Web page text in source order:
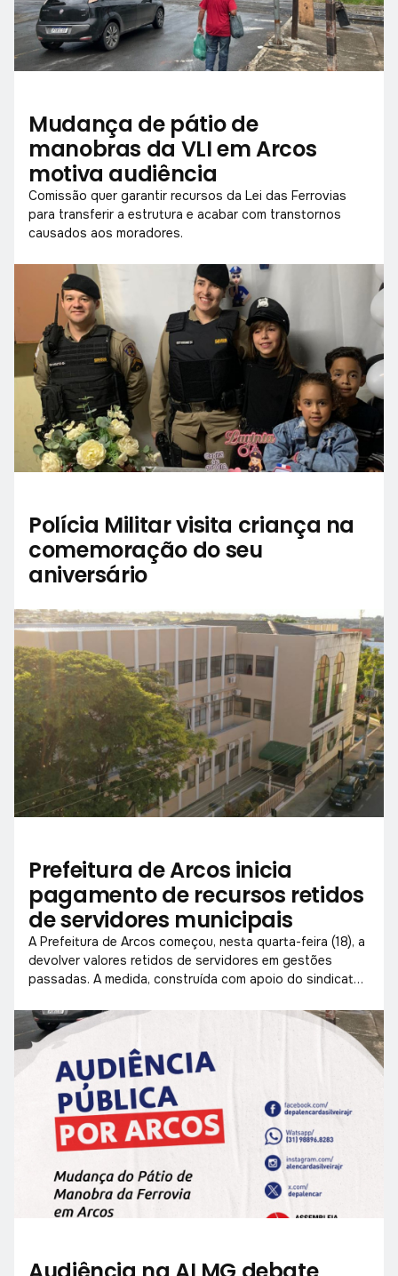
Mudança de pátio de
manobras da VLI em Arcos
motiva audiência
Comissão quer garantir recursos da Lei das Ferrovias
para transferir a estrutura e acabar com transtornos
causados aos moradores.
Polícia Militar visita criança na
comemoração do seu
aniversário
Prefeitura de Arcos inicia
pagamento de recursos retidos
de servidores municipais
A Prefeitura de Arcos começou, nesta quarta-feira (18), a
devolver valores retidos de servidores em gestões
passadas. A medida, construída com apoio do sindicato
esse direito há anos.